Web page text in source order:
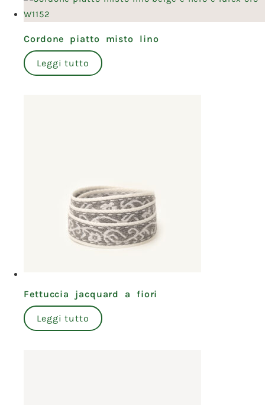
Cordone piatto misto lino
Leggi tutto
Fettuccia jacquard a fiori
Leggi tutto